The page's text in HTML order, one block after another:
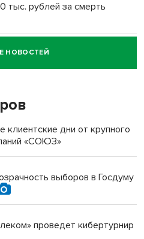
тыс. рублей за смерть
водителя за смерть
селе лошади
за избиение врачей
с женой вошли в топ-16
НОВОСТЕЙ
дни от крупного
«СОЮЗ»
выборов в Госдуму
проведет кибертурнир